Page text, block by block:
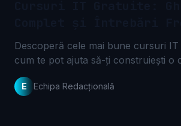
Descoperă cele mai bune cursuri IT
cum te pot ajuta să-ți construiești o
succes. Află răspunsuri la
începe-ți
E Echipa Redacțională